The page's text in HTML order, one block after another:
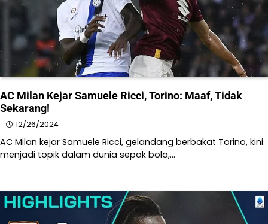
AC Milan Kejar Samuele Ricci, Torino: Maaf, Tidak
Sekarang!
12/26/2024
AC Milan kejar Samuele Ricci, gelandang berbakat Torino, kini
menjadi topik dalam dunia sepak bola,…